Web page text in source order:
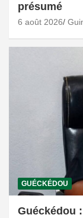
présumé
6 août 2026
GUÉCKÉDOU
Guéckédou